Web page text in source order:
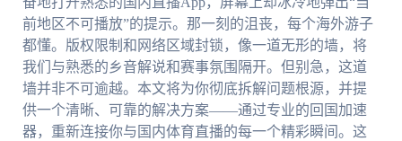
前地区不可播放”的提示。那一刻的沮丧，每个海外游子
都懂。版权限制和网络区域封锁，像一道无形的墙，将
我们与熟悉的乡音解说和赛事氛围隔开。但别急，这道
墙并非不可逾越。本文将为你彻底拆解问题根源，并提
供一个清晰、可靠的解决方案——通过专业的回国加速
器，重新连接你与国内体育直播的每一个精彩瞬间。这